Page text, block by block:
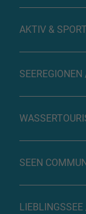
AKTIV & SPORT
SEEN